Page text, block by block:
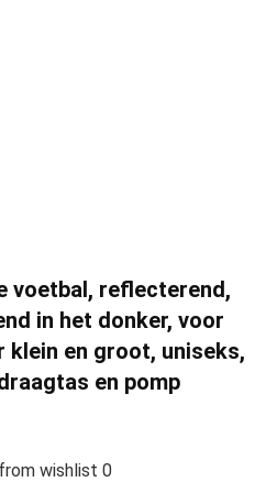
voetbal, reflecterend,
in het donker, voor
klein en groot, uniseks,
en pomp
wishlist 0